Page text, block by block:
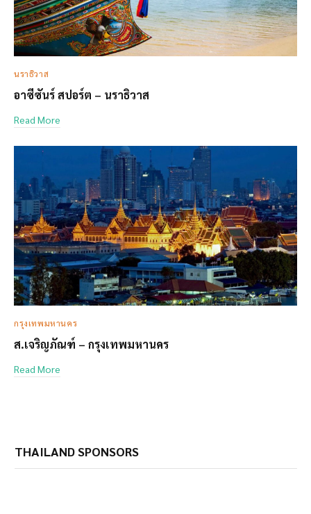
นราธิวาส
อาซีซันร์ สปอร์ต – นราธิวาส
Read More
กรุงเทพมหานคร
ส.เจริญภัณฑ์ – กรุงเทพมหานคร
Read More
THAILAND SPONSORS